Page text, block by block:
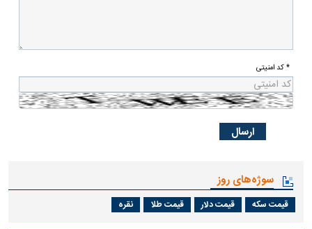
* کد امنیتی
سوژه‌های روز
قیمت سکه قیمت دلار قیمت طلا نقره